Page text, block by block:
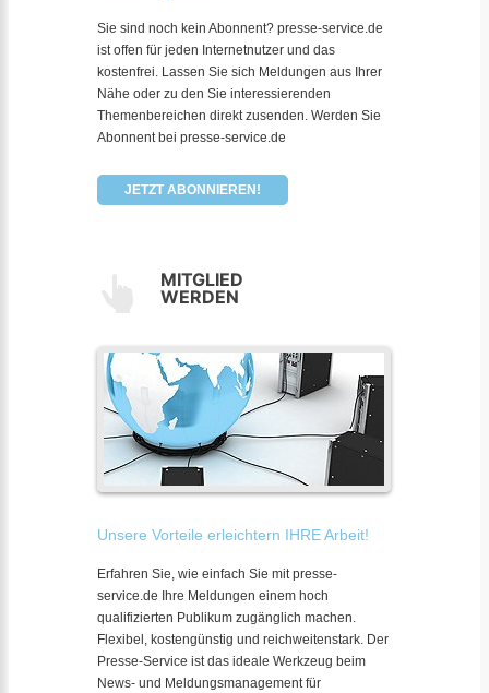
Sie sind noch kein Abonnent? presse-service.de
ist offen für jeden Internetnutzer und das
kostenfrei. Lassen Sie sich Meldungen aus Ihrer
Nähe oder zu den Sie interessierenden
Themenbereichen direkt zusenden. Werden Sie
Abonnent bei presse-service.de
JETZT ABONNIEREN!
MITGLIED
WERDEN
Unsere Vorteile erleichtern IHRE Arbeit!
Erfahren Sie, wie einfach Sie mit presse-
service.de Ihre Meldungen einem hoch
qualifizierten Publikum zugänglich machen.
Flexibel, kostengünstig und reichweitenstark. Der
Presse-Service ist das ideale Werkzeug beim
News- und Meldungsmanagement für